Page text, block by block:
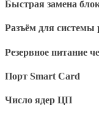
Быстрая замена
Разъём для системы
Резервное питание
Порт Smart Card
Число ядер ЦП